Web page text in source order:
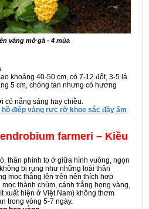
vàng mỡ gà - 4 mùa
khoảng 40-50 cm, có 7-12 đốt, 3-5 lá
5 cm, chóng tàn nhưng có hương
có nắng sáng hay chiều.
hồ điệp vàng rực rỡ khoe sắc đầy ấm
farmeri – Kiều
thân phình to ở giữa hình vuông, ngọn
bị rụng như những loài thân
mọc thẳng lên trên nên thích hợp
thành chùm, cánh trắng họng vàng,
xuất hiện ở Việt Nam) không thơm
trong vòng 5-7 ngày.